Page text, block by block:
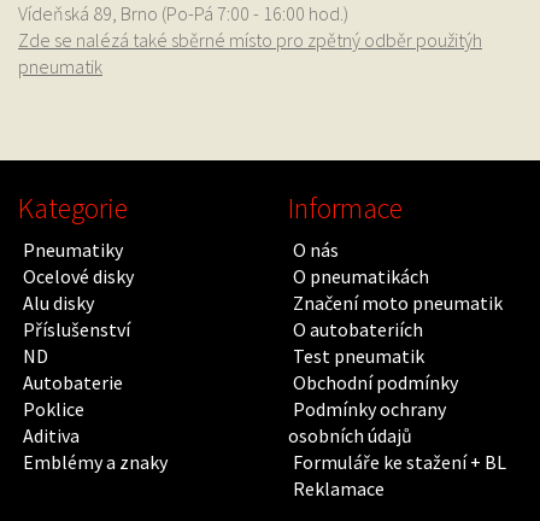
Vídeňská 89, Brno (Po-Pá 7:00 - 16:00 hod.)
Zde se nalézá také sběrné místo pro zpětný odběr použitýh
pneumatik
Kategorie
Pneumatiky
Ocelové disky
Alu disky
Příslušenství
ND
Autobaterie
Poklice
Aditiva
Emblémy a znaky
Informace
O nás
O pneumatikách
Značení moto pneumatik
O autobateriích
Test pneumatik
Obchodní podmínky
Podmínky ochrany
osobních údajů
Formuláře ke stažení + BL
Reklamace